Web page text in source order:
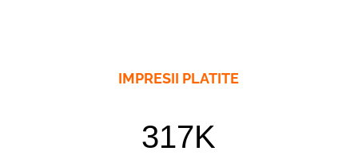
IMPRESII PLATITE
317K